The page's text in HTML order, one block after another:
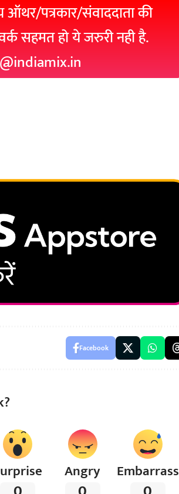
पत्रकार/संवाददाता की
सहमत हो ये जरुरी नही है.
Facebook
Angry Embarrass